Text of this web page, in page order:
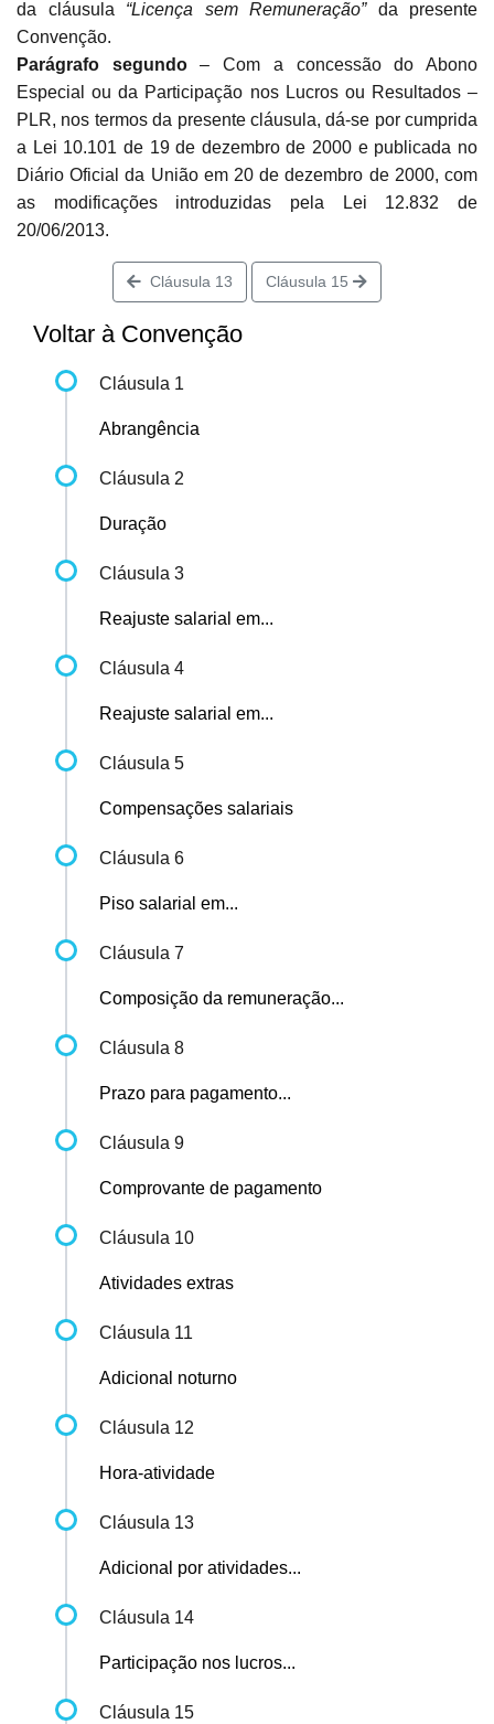
da cláusula “Licença sem Remuneração”da presente
Convenção.
Parágrafo segundo
– Com a concessão do Abono
Especial ou da Participação nos Lucros ou Resultados –
PLR, nos termos da presente cláusula, dá-se por cumprida
a Lei 10.101 de 19 de dezembro de 2000 e publicada no
Diário Oficial da União em 20 de dezembro de 2000, com
as modificações introduzidas pela Lei 12.832 de
20/06/2013.
Cláusula 13 Cláusula 15
Voltar à Convenção
Cláusula 1
Abrangência
Cláusula 2
Duração
Cláusula 3
Reajuste salarial em...
Cláusula 4
Reajuste salarial em...
Cláusula 5
Compensações salariais
Cláusula 6
Piso salarial em...
Cláusula 7
Composição da remuneração...
Cláusula 8
Prazo para pagamento...
Cláusula 9
Comprovante de pagamento
Cláusula 10
Atividades extras
Cláusula 11
Adicional noturno
Cláusula 12
Hora-atividade
Cláusula 13
Adicional por atividades...
Cláusula 14
Participação nos lucros...
Cláusula 15